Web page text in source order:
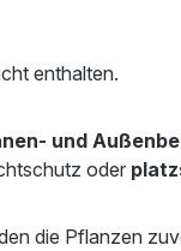
enthalten.
und
oder
die Pflanzen